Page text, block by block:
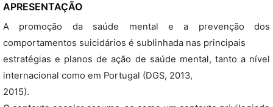
APRESENTAÇÃO
A promoção da saúde mental e a prevenção dos
comportamentos suicidários é sublinhada nas principais
estratégias e planos de ação de saúde mental, tanto a nível
internacional como em Portugal (DGS, 2013,
2015).